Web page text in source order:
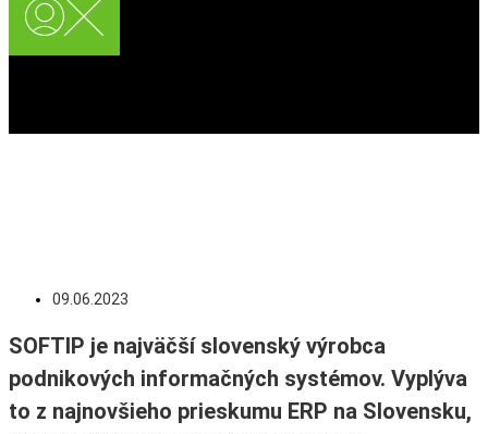
09.06.2023
SOFTIP je najväčší slovenský výrobca
podnikových informačných systémov. Vyplýva
to z najnovšieho prieskumu ERP na Slovensku,